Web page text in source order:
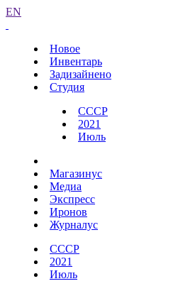
EN
Новое
Инвентарь
Задизайнено
Студия
СССР
2021
Июль
Магазинус
Медиа
Экспресс
Иронов
Журналус
СССР
2021
Июль